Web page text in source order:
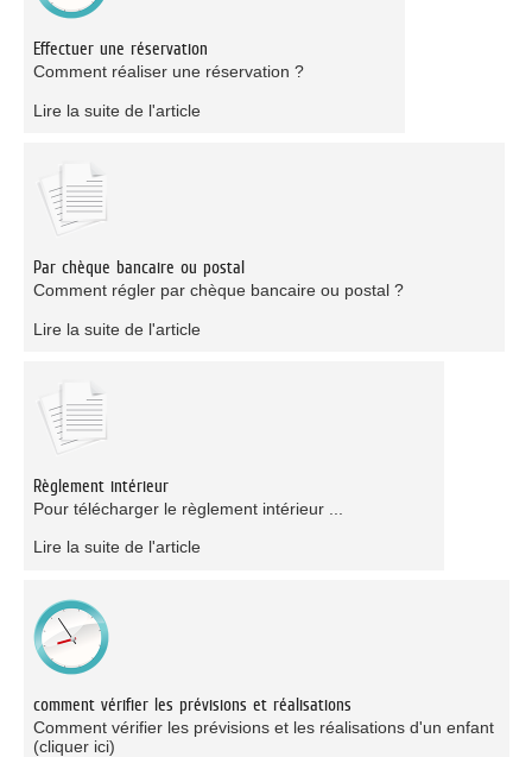
Effectuer une réservation
Comment réaliser une réservation ?
Lire la suite de l'article
Par chèque bancaire ou postal
Comment régler par chèque bancaire ou postal ?
Lire la suite de l'article
Règlement intérieur
Pour télécharger le règlement intérieur ...
Lire la suite de l'article
comment vérifier les prévisions et réalisations
Comment vérifier les prévisions et les réalisations d'un enfant
(cliquer ici)